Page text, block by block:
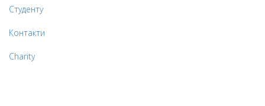
Студенту
Контакти
Charity